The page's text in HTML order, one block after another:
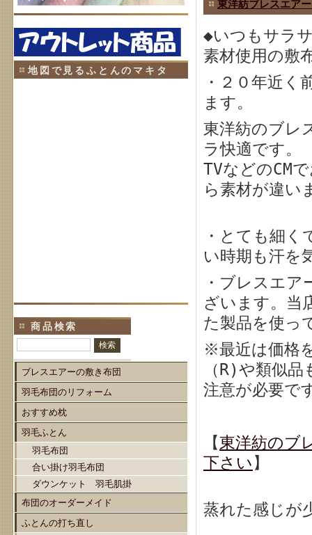
地図で見るふとんのマキタ
商品検索
ブレスエアーの敷き布団
羽毛布団のリフォーム
おすすめ枕
羽毛ふとん
羽毛布団
合い掛け羽毛布団
ダウンケット 羽毛肌掛
布団のオーダーメイド
ふとんの打ち直し
東洋紡ブレスエア
◆いつもサラ
素材使用の敷
・２０年近
ます。
東洋紡のブレ
ラ快適です。
TVなどのCM
ら素材が違い
・とても細く
い時期も汗を
・ブレスエ
ざいます。当
た製品を使っ
※最近は価格
（R)や類似
注意が必要で
【東洋紡のブ
下さい】
蒸れた感じが